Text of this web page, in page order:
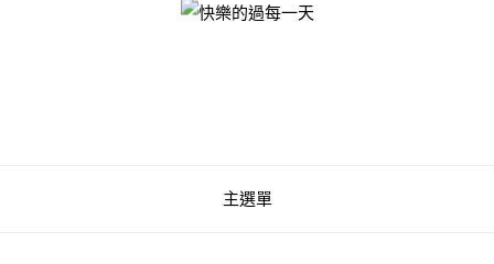
快樂的過每一天
主選單